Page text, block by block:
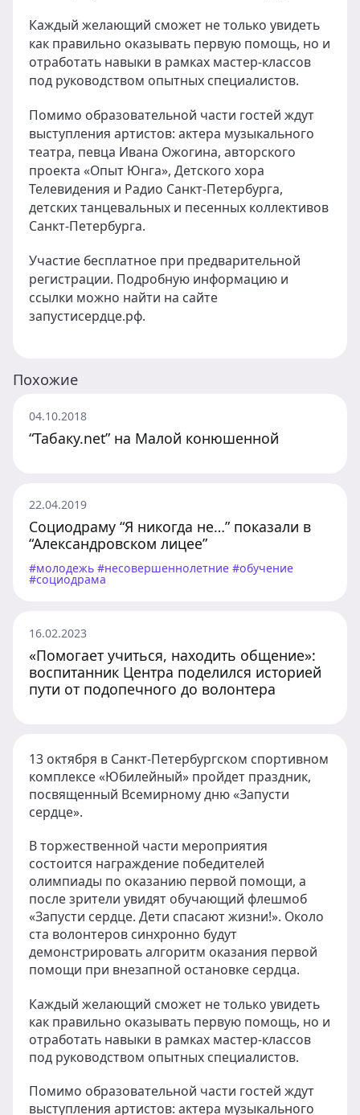
Каждый желающий сможет не только увидеть
как правильно оказывать первую помощь, но и
отработать навыки в рамках мастер-классов
под руководством опытных специалистов.
Помимо образовательной части гостей ждут
выступления артистов: актера музыкального
театра, певца Ивана Ожогина, авторского
проекта «Опыт Юнга», Детского хора
Телевидения и Радио Санкт-Петербурга,
детских танцевальных и песенных коллективов
Санкт-Петербурга.
Участие бесплатное при предварительной
регистрации. Подробную информацию и
ссылки можно найти на сайте
запустисердце.рф.
Похожие
04.10.2018
“Табаку.net” на Малой конюшенной
22.04.2019
Социодраму “Я никогда не…” показали в
“Александровском лицее”
#молодежь #несовершеннолетние #обучение
#социодрама
16.02.2023
«Помогает учиться, находить общение»:
воспитанник Центра поделился историей
пути от подопечного до волонтера
13 октября в Санкт-Петербургском спортивном
комплексе «Юбилейный» пройдет праздник,
посвященный Всемирному дню «Запусти
сердце».
В торжественной части мероприятия
состоится награждение победителей
олимпиады по оказанию первой помощи, а
после зрители увидят обучающий флешмоб
«Запусти сердце. Дети спасают жизни!». Около
ста волонтеров синхронно будут
демонстрировать алгоритм оказания первой
помощи при внезапной остановке сердца.
Каждый желающий сможет не только увидеть
как правильно оказывать первую помощь, но и
отработать навыки в рамках мастер-классов
под руководством опытных специалистов.
Помимо образовательной части гостей ждут
выступления артистов: актера музыкального